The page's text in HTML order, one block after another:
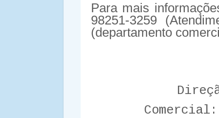
Para mais
98251-3259
(departamento